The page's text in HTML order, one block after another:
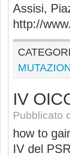
Assisi,
http://
IV
Pubblicato
how to
IV del